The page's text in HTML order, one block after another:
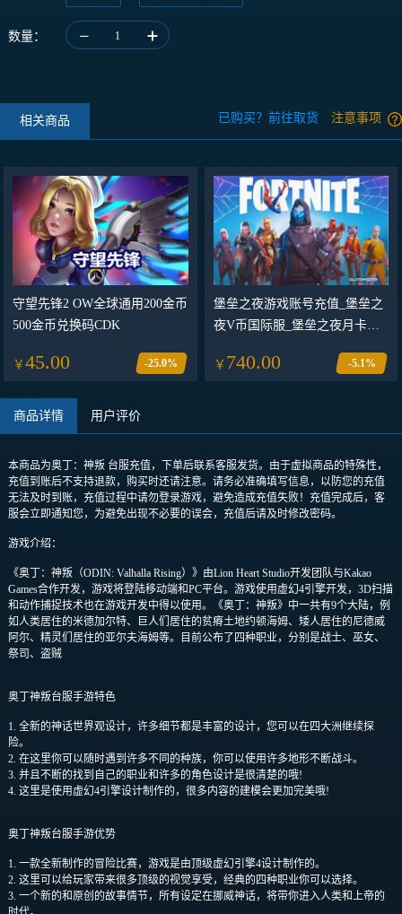
数量： 1
相关商品 已购买？前往取货 注意事项
守望先锋2 OW全球通用200金币
500金币兑换码CDK
￥45.00 -25.0%
堡垒之夜游戏账号充值_堡垒之
夜V币国际服_堡垒之夜月卡季
￥ 740.00 -5.1%
商品详情 用户评价
本商品为奥丁：神叛 台服充值，下单后联系客服发货。由于虚拟商品的特殊性，
充值到账后不支持退款，购买时还请注意。请务必准确填写信息，以防您的充值
无法及时到账，充值过程中请勿登录游戏，避免造成充值失败！充值完成后，客
服会立即通知您，为避免出现不必要的误会，充值后请及时修改密码。
游戏介绍：
《奥丁：神叛（ODIN: Valhalla Rising）》由Lion Heart Studio开发团队与Kakao
Games合作开发，游戏将登陆移动端和PC平台。游戏使用虚幻4引擎开发，3D扫描
和动作捕捉技术也在游戏开发中得以使用。《奥丁：神叛》中一共有9个大陆，例
如人类居住的米德加尔特、巨人们居住的贫瘠土地约顿海姆、矮人居住的尼德威
阿尔、精灵们居住的亚尔夫海姆等。目前公布了四种职业，分别是战士、巫女、
祭司、盗贼
奥丁神叛台服手游特色
1. 全新的神话世界观设计，许多细节都是丰富的设计，您可以在四大洲继续探
险。
2. 在这里你可以随时遇到许多不同的种族，你可以使用许多地形不断战斗。
3. 并且不断的找到自己的职业和许多的角色设计是很清楚的哦!
4. 这里是使用虚幻4引擎设计制作的，很多内容的建模会更加完美哦!
奥丁神叛台服手游优势
1. 一款全新制作的冒险比赛，游戏是由顶级虚幻引擎4设计制作的。
2. 这里可以给玩家带来很多顶级的视觉享受，经典的四种职业你可以选择。
3. 一个新的和原创的故事情节，所有设定在挪威神话，将带你进入人类和上帝的